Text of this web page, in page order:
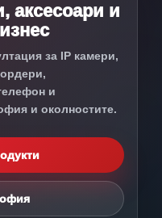
аксесоари и
за IP камери,
и
и околностите.